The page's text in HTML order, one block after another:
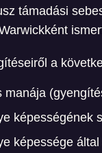
támadási
a
manája
képessége